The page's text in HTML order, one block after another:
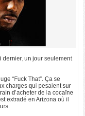
dernier, un jour seulement
“Fuck That”. Ça se
charges qui pesaient sur
d’acheter de la cocaïne
extradé en Arizona où il